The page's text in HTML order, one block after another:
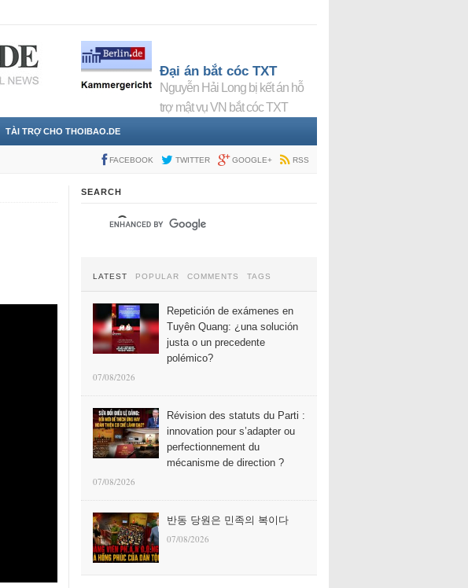
Đại án bắt cóc TXT
Nguyễn Hải Long bị kết án hỗ
trợ mật vụ VN bắt cóc TXT
TÀI TRỢ CHO THOIBAO.DE
FACEBOOK TWITTER GOOGLE+ RSS
SEARCH
LATEST POPULAR COMMENTS TAGS
Repetición de exámenes en
Tuyên Quang: ¿una solución
justa o un precedente
polémico?
07/08/2026
Révision des statuts du Parti :
innovation pour s’adapter ou
perfectionnement du
mécanisme de direction ?
07/08/2026
반동 당원은 민족의 복이다
07/08/2026